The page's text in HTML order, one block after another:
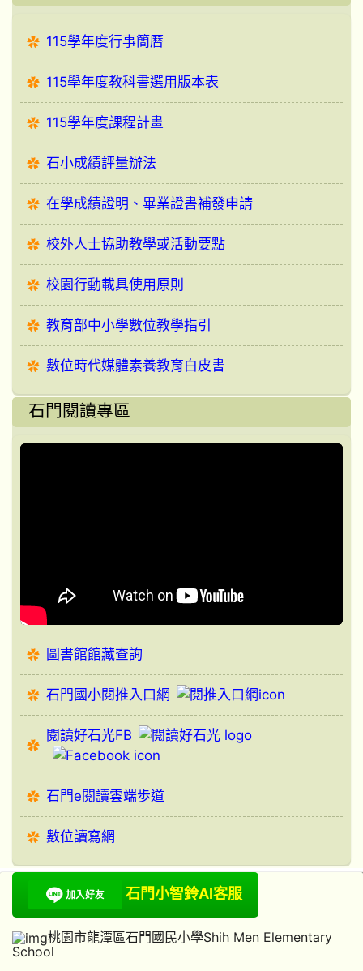
115學年度行事簡曆
115學年度教科書選用版本表
115學年度課程計畫
石小成績評量辦法
在學成績證明、畢業證書補發申請
校外人士協助教學或活動要點
校園行動載具使用原則
教育部中小學數位教學指引
數位時代媒體素養教育白皮書
石門閱讀專區
圖書館館藏查詢
石門國小閱推入口網
閱讀好石光FB
石門e閱讀雲端歩道
數位讀寫網
石門小智鈴AI客服
桃園市龍潭區石門國民小學Shih Men Elementary
School